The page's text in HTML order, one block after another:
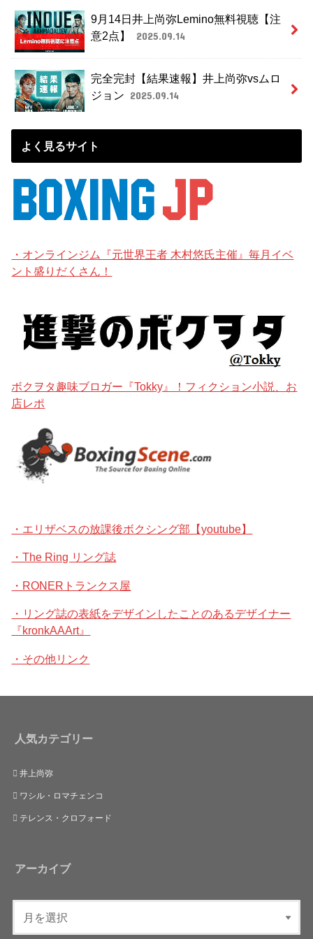
9月14日井上尚弥Lemino無料視聴【注
意2点】
2025.09.14
完全完封【結果速報】井上尚弥vsムロ
ジョン 2025.09.14
よく見るサイト
・オンラインジム『元世界王者 木村悠氏主催』毎月イベ
ント盛りだくさん！
ボクヲタ趣味ブロガー『Tokky』！フィクション小説、お
店レポ
・エリザベスの放課後ボクシング部【youtube】
・The Ring リング誌
・RONERトランクス屋
・リング誌の表紙をデザインしたことのあるデザイナー
『kronkAAArt』
・その他リンク
人気カテゴリー
井上尚弥
ワシル・ロマチェンコ
テレンス・クロフォード
アーカイブ